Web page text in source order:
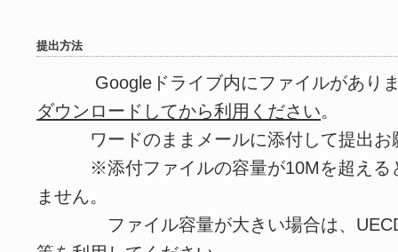
提出方法
Googleドライブ内にファイルがありま
ダウンロードしてから利用ください。
ワードのままメールに添付して提出お
※添付ファイルの容量が10Mを超えると
ません。
ファイル容量が大きい場合は、